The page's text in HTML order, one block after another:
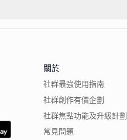
關於
社群最強使用指南
社群創作有價企劃
社群焦點功能及升級計劃
常見問題